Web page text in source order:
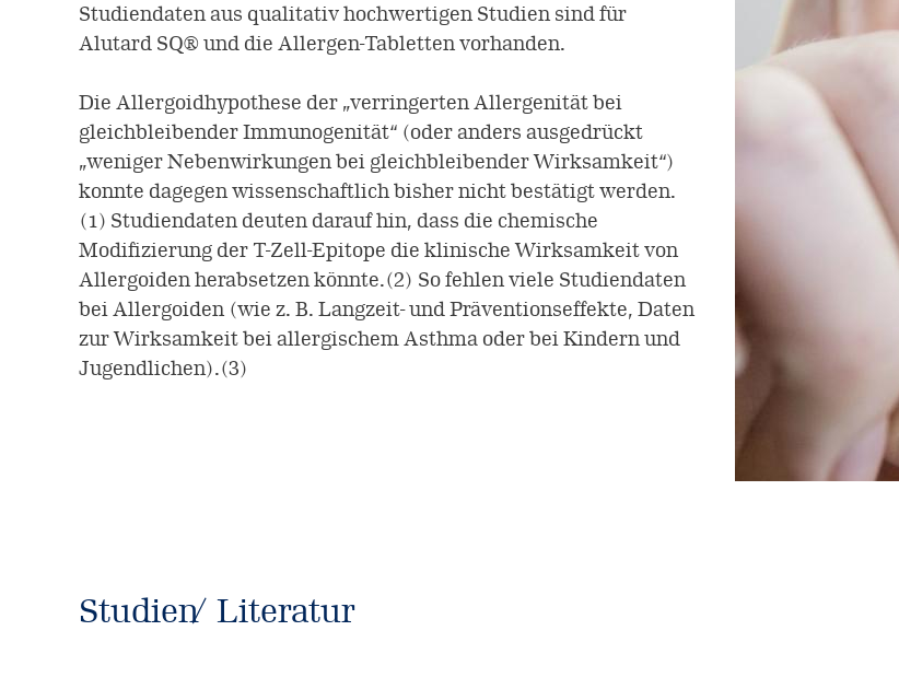
Studiendaten aus qualitativ hochwertigen Studien sind für
Alutard SQ® und die Allergen-Tabletten vorhanden.
Die Allergoidhypothese der „verringerten Allergenität bei
gleichbleibender Immunogenität“ (oder anders ausgedrückt
„weniger Nebenwirkungen bei gleichbleibender Wirksamkeit“)
konnte dagegen wissenschaftlich bisher nicht bestätigt werden.
(1) Studiendaten deuten darauf hin, dass die chemische
Modifizierung der T-Zell-Epitope die klinische Wirksamkeit von
Allergoiden herabsetzen könnte.(2) So fehlen viele Studiendaten
bei Allergoiden (wie z. B. Langzeit- und Präventionseffekte, Daten
zur Wirksamkeit bei allergischem Asthma oder bei Kindern und
Jugendlichen).(3)
Studien / Literatur